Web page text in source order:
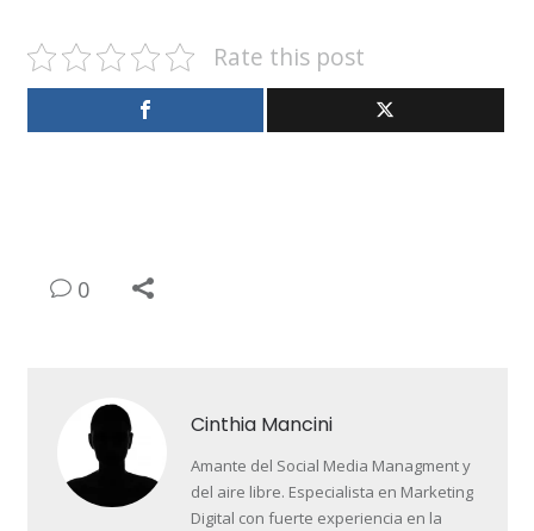
Rate this post
0
Cinthia Mancini
Amante del Social Media Managment y
del aire libre. Especialista en Marketing
Digital con fuerte experiencia en la